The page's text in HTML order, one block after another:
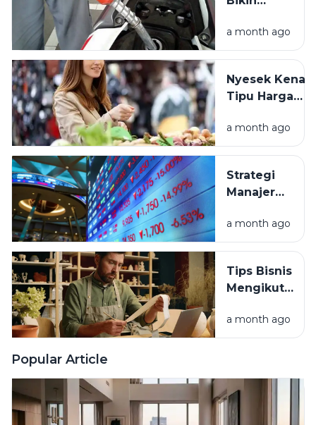
Rahasia
Hemat
Dompet
Sehat
a month ago
Nyesek Kena
Tipu Harga
a month ago
Strategi
Manajer
Afrika
Selatan
Aset
Murah di
a month ago
Tips Bisnis
Mengikuti
Hindari
Rugi Stok
a month ago
Popular Article